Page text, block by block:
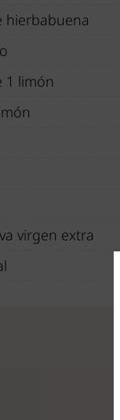
hierbabuena
1 limón
virgen extra